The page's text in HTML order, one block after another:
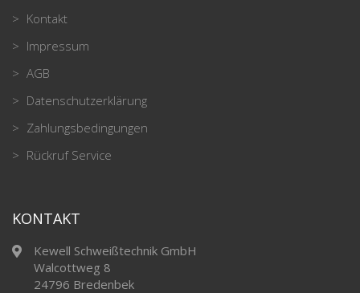
Kontakt
Impressum
AGB
Datenschutzerklärung
Zahlungsbedingungen
Rückruf Service
KONTAKT
Kewell Schweißtechnik GmbH
Walcottweg 8
24796 Bredenbek